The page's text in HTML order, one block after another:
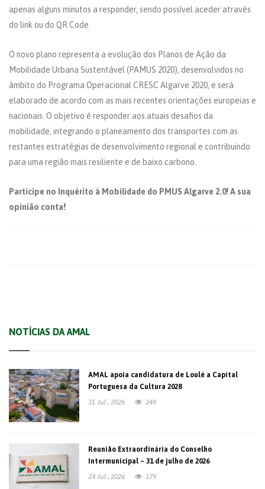
apenas alguns minutos a responder, sendo possível aceder através
do link ou do QR Code.
O novo plano representa a evolução dos Planos de Ação da
Mobilidade Urbana Sustentável (PAMUS 2020), desenvolvidos no
âmbito do Programa Operacional CRESC Algarve 2020, e será
elaborado de acordo com as mais recentes orientações europeias e
nacionais. O objetivo é responder aos atuais desafios da
mobilidade, integrando o planeamento dos transportes com as
restantes estratégias de desenvolvimento regional e contribuindo
para uma região mais resiliente e de baixo carbono.
Participe no Inquérito à Mobilidade do PMUS Algarve 2.0! A sua
opinião conta!
NOTÍCIAS DA AMAL
AMAL apoia candidatura de Loulé a Capital
Portuguesa da Cultura 2028
31 Jul., 2026
249
Reunião Extraordinária do Conselho
Intermunicipal – 31 de julho de 2026
24 Jul., 2026
179